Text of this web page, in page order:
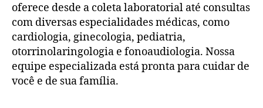
oferece desde a coleta laboratorial até consultas
com diversas especialidades médicas, como
cardiologia, ginecologia, pediatria,
otorrinolaringologia e fonoaudiologia. Nossa
equipe especializada está pronta para cuidar de
você e de sua família.